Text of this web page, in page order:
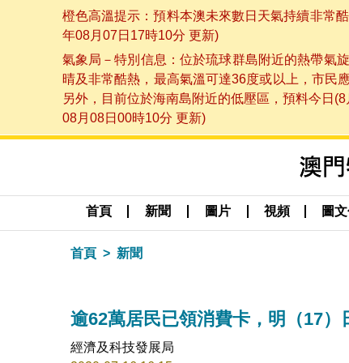
橙色高溫提示：預料本澳未來數日天氣持續非常
年08月07日17時10分 更新)
氣象局－特別信息：位於琉球群島附近的熱帶氣
晴及非常酷熱，最高氣溫可達36度或以上，市民
另外，目前位於海南島附近的低壓區，預料今日
08月08日00時10分 更新)
首頁 新聞 圖片 視頻 圖
首頁 新聞
逾62萬居民已領消費卡，明（17）
經濟及科技發展局